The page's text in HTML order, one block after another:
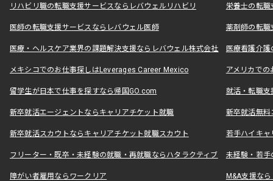
リハビリ職の転職支援サービスならレバウェルリハビリ 栄養士の転
医師の転職支援サービスならレバウェル医師 薬剤師の転
医療・ヘルスケア業界の課題解決支援ならレバウェル株式会社 医療看護介
メキシコでのお仕事探しはLeverages Career Mexico アメリカで
留学生が日本で仕事を探すなら帰国GO.com 就活・転職
新卒就活エージェントならキャリアチケット就職 新卒就活無料
新卒就活スカウトならキャリアチケット就職スカウト 若手ハイキ
フリーター・既卒・未経験の就職・再就職ならハタラクティブ 未経験・若手
障がい者雇用ならワークリア M&A支援な